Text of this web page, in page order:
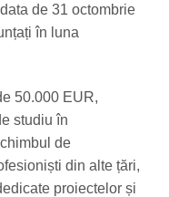
de 31 octombrie
în luna
50.000 EUR,
studiu în
de
din alte țări,
proiectelor și